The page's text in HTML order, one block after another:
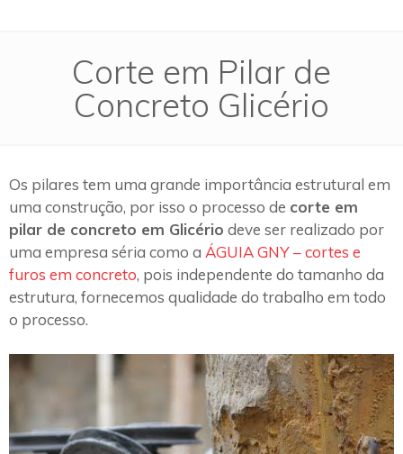
Corte em Pilar de
Concreto Glicério
Os pilares tem uma grande importância estrutural em
uma construção, por isso o processo de corte em
pilar de concreto em Glicério deve ser realizado por
uma empresa séria como a ÁGUIA GNY – cortes e
furos em concreto, pois independente do tamanho da
estrutura, fornecemos qualidade do trabalho em todo
o processo.